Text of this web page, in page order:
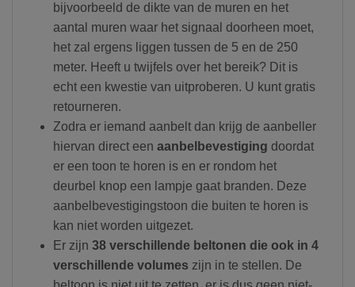
bijvoorbeeld de dikte van de muren en het
aantal muren waar het signaal doorheen moet,
het zal ergens liggen tussen de 5 en de 250
meter. Heeft u twijfels over het bereik? Dit is
echt een kwestie van uitproberen. U kunt gratis
retourneren.
Zodra er iemand aanbelt dan krijg de aanbeller
hiervan direct een aanbelbevestiging doordat
er een toon te horen is en er rondom het
deurbel knop een lampje gaat branden. Deze
aanbelbevestigingstoon die buiten te horen is
kan niet worden uitgezet.
Er zijn 38 verschillende beltonen die ook in 4
verschillende volumes zijn in te stellen. De